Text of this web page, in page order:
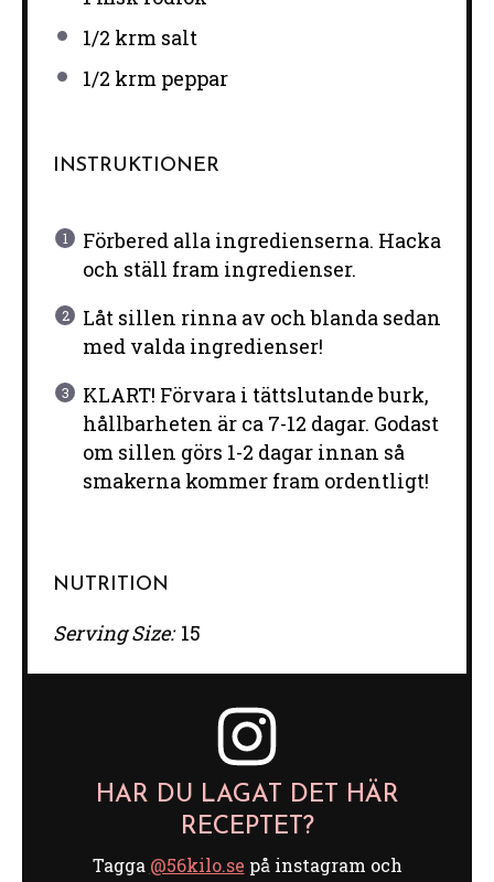
1/2 krm salt
1/2 krm peppar
INSTRUKTIONER
Förbered alla ingredienserna. Hacka
och ställ fram ingredienser.
Låt sillen rinna av och blanda sedan
med valda ingredienser!
KLART! Förvara i tättslutande burk,
hållbarheten är ca 7-12 dagar. Godast
om sillen görs 1-2 dagar innan så
smakerna kommer fram ordentligt!
NUTRITION
Serving Size: 15
HAR DU LAGAT DET HÄR
RECEPTET?
Tagga @56kilo.se på instagram och